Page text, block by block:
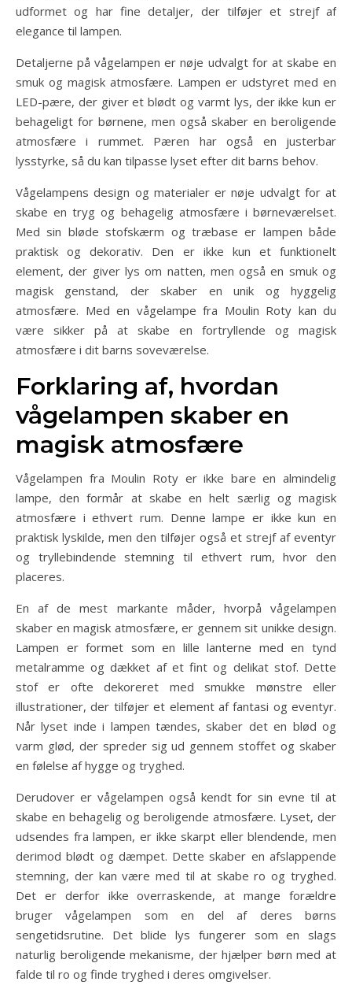
udformet og har fine detaljer, der tilføjer et strejf af
elegance til lampen.
Detaljerne på vågelampen er nøje udvalgt for at skabe en
smuk og magisk atmosfære. Lampen er udstyret med en
LED-pære, der giver et blødt og varmt lys, der ikke kun er
behageligt for børnene, men også skaber en beroligende
atmosfære i rummet. Pæren har også en justerbar
lysstyrke, så du kan tilpasse lyset efter dit barns behov.
Vågelampens design og materialer er nøje udvalgt for at
skabe en tryg og behagelig atmosfære i børneværelset.
Med sin bløde stofskærm og træbase er lampen både
praktisk og dekorativ. Den er ikke kun et funktionelt
element, der giver lys om natten, men også en smuk og
magisk genstand, der skaber en unik og hyggelig
atmosfære. Med en vågelampe fra Moulin Roty kan du
være sikker på at skabe en fortryllende og magisk
atmosfære i dit barns soveværelse.
Forklaring af, hvordan
vågelampen skaber en
magisk atmosfære
Vågelampen fra Moulin Roty er ikke bare en almindelig
lampe, den formår at skabe en helt særlig og magisk
atmosfære i ethvert rum. Denne lampe er ikke kun en
praktisk lyskilde, men den tilføjer også et strejf af eventyr
og tryllebindende stemning til ethvert rum, hvor den
placeres.
En af de mest markante måder, hvorpå vågelampen
skaber en magisk atmosfære, er gennem sit unikke design.
Lampen er formet som en lille lanterne med en tynd
metalramme og dækket af et fint og delikat stof. Dette
stof er ofte dekoreret med smukke mønstre eller
illustrationer, der tilføjer et element af fantasi og eventyr.
Når lyset inde i lampen tændes, skaber det en blød og
varm glød, der spreder sig ud gennem stoffet og skaber
en følelse af hygge og tryghed.
Derudover er vågelampen også kendt for sin evne til at
skabe en behagelig og beroligende atmosfære. Lyset, der
udsendes fra lampen, er ikke skarpt eller blendende, men
derimod blødt og dæmpet. Dette skaber en afslappende
stemning, der kan være med til at skabe ro og tryghed.
Det er derfor ikke overraskende, at mange forældre
bruger vågelampen som en del af deres børns
sengetidsrutine. Det blide lys fungerer som en slags
naturlig beroligende mekanisme, der hjælper børn med at
falde til ro og finde tryghed i deres omgivelser.